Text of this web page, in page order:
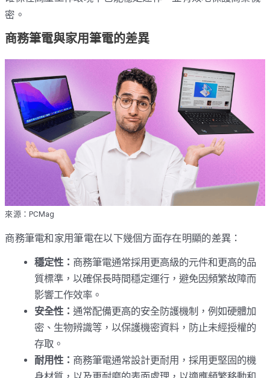
密。
商務筆電與家用筆電的差異
來源：PCMag
商務筆電和家用筆電在以下幾個方面存在明顯的差異：
穩定性： 商務筆電通常採用更高級的元件和更高的品
質標準，以確保長時間穩定運行，避免因頻繁故障而
影響工作效率。
安全性：通常配備更高的安全防護機制，例如硬體加
密、生物辨識等，以保護機密資料，防止未經授權的
存取。
耐用性： 商務筆電通常設計更耐用，採用更堅固的機